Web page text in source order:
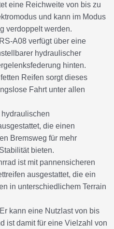
eine Reichweite von bis zu
und kann im Modus
verdoppelt werden.
A08 verfügt über eine
hydraulischer
hinten.
Reifen sorgt dieses
Fahrt unter allen
hydraulischen
die einen
Bremsweg für mehr
bieten.
ist mit pannensicheren
ausgestattet, die ein
in unterschiedlichem Terrain
kann eine Nutzlast von bis
ist damit für eine Vielzahl von